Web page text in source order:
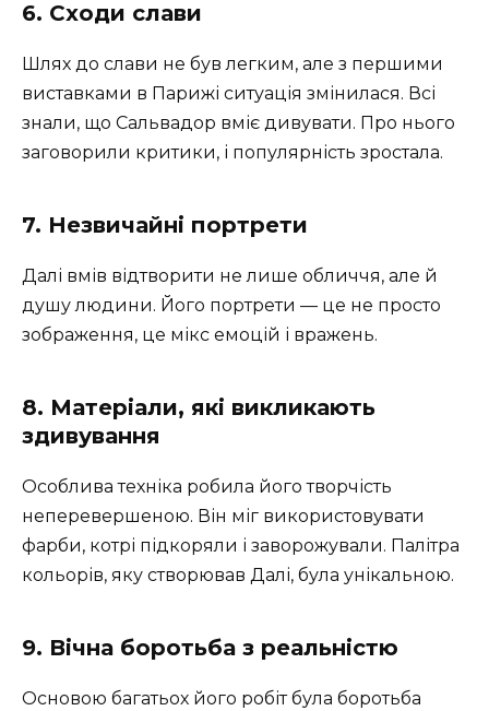
6. Сходи слави
Шлях до слави не був легким, але з першими
виставками в Парижі ситуація змінилася. Всі
знали, що Сальвадор вміє дивувати. Про нього
заговорили критики, і популярність зростала.
7. Незвичайні портрети
Далі вмів відтворити не лише обличчя, але й
душу людини. Його портрети — це не просто
зображення, це мікс емоцій і вражень.
8. Матеріали, які викликають
здивування
Особлива техніка робила його творчість
неперевершеною. Він міг використовувати
фарби, котрі підкоряли і заворожували. Палітра
кольорів, яку створював Далі, була унікальною.
9. Вічна боротьба з реальністю
Основою багатьох його робіт була боротьба